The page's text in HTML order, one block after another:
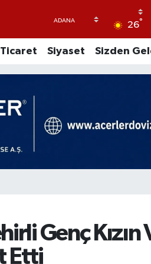
26°
Ticaret Siyaset Sizden
Genç
Etti